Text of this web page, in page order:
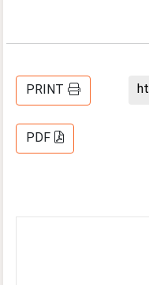
PRINT
PDF